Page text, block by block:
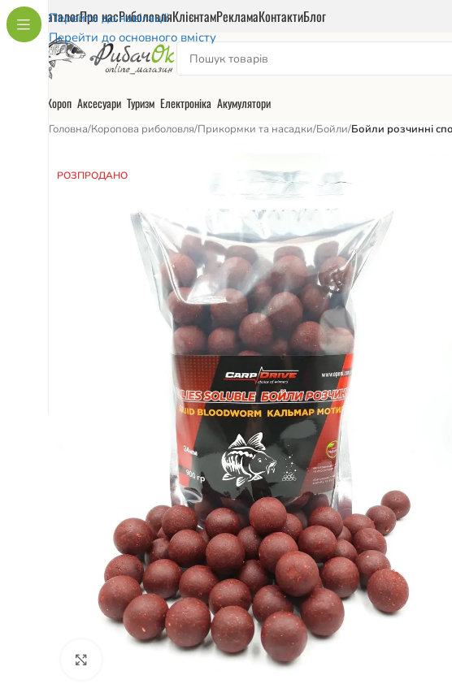
Перейти до навігації
Перейти до основного вмісту
КаталогПро насРиболовляКлієнтамРекламаКонтактиБлог
Короп Аксесуари Туризм Електроніка Акумулятори
Головна/Коропова риболовля/Прикормки та насадки/Бойли/Бойли розчинні
РОЗПРОДАНО
Натисніть, щоб збільшити